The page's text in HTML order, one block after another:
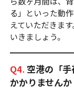
る」といった動
えていただきま
いきましょう。
Q4. 空港の「
かかりませんか